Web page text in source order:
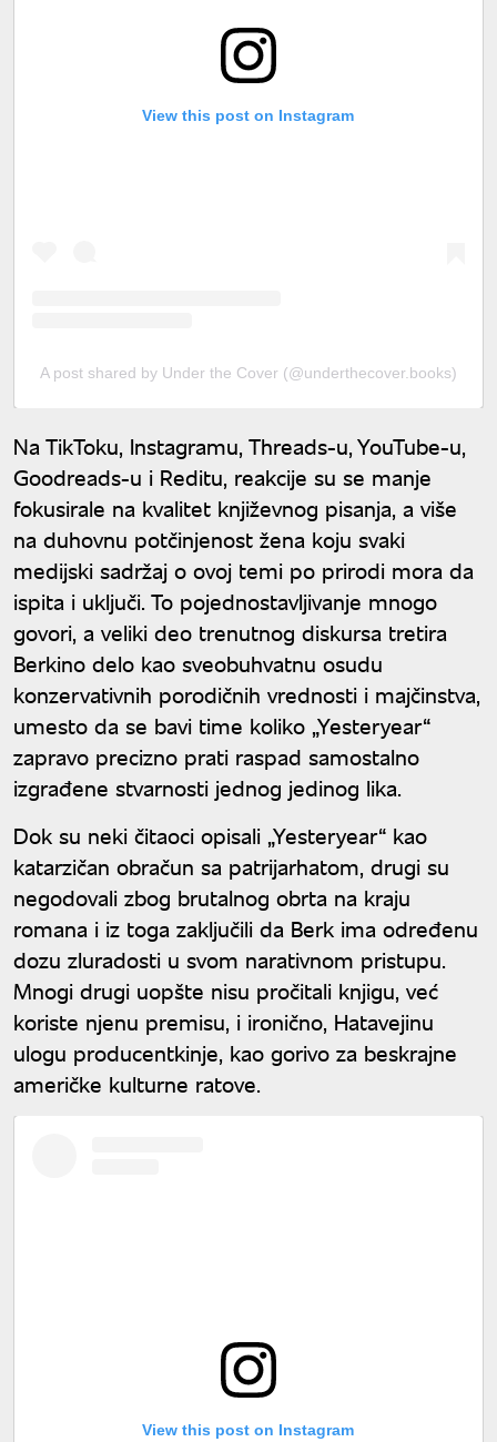
View this post on Instagram
A post shared by Under the Cover (@underthecover.books)
Na TikToku, Instagramu, Threads-u, YouTube-u,
Goodreads-u i Reditu, reakcije su se manje
fokusirale na kvalitet književnog pisanja, a više
na duhovnu potčinjenost žena koju svaki
medijski sadržaj o ovoj temi po prirodi mora da
ispita i uključi. To pojednostavljivanje mnogo
govori, a veliki deo trenutnog diskursa tretira
Berkino delo kao sveobuhvatnu osudu
konzervativnih porodičnih vrednosti i majčinstva,
umesto da se bavi time koliko „Yesteryear“
zapravo precizno prati raspad samostalno
izgrađene stvarnosti jednog jedinog lika.
Dok su neki čitaoci opisali „Yesteryear“ kao
katarzičan obračun sa patrijarhatom, drugi su
negodovali zbog brutalnog obrta na kraju
romana i iz toga zaključili da Berk ima određenu
dozu zluradosti u svom narativnom pristupu.
Mnogi drugi uopšte nisu pročitali knjigu, već
koriste njenu premisu, i ironično, Hatavejinu
ulogu producentkinje, kao gorivo za beskrajne
američke kulturne ratove.
View this post on Instagram